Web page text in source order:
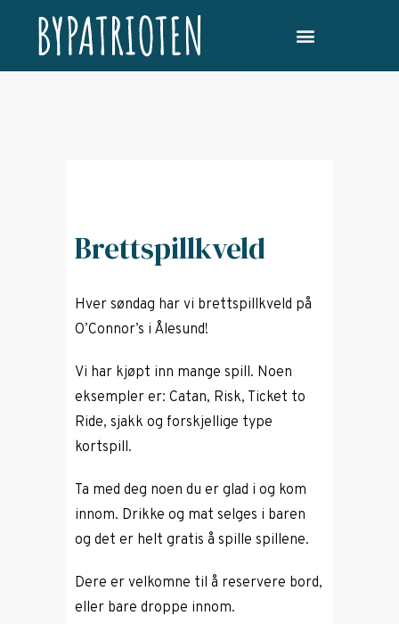
Brettspillkveld
Hver søndag har vi brettspillkveld på
O’Connor’s i Ålesund!
Vi har kjøpt inn mange spill. Noen
eksempler er: Catan, Risk, Ticket to
Ride, sjakk og forskjellige type
kortspill.
Ta med deg noen du er glad i og kom
innom. Drikke og mat selges i baren
og det er helt gratis å spille spillene.
Dere er velkomne til å reservere bord,
eller bare droppe innom.